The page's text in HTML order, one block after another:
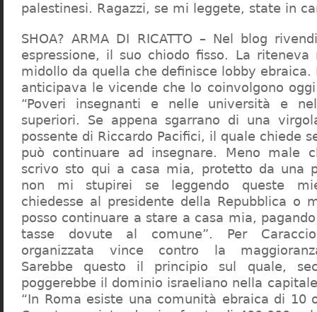
palestinesi. Ragazzi, se mi leggete, state in
SHOA? ARMA DI RICATTO – Nel blog
espressione, il suo chiodo fisso. La
midollo da quella che definisce lobby ebraica.
anticipava le vicende che lo coinvolgono
“Poveri insegnanti e nelle università e
superiori. Se appena sgarrano di una
possente di Riccardo Pacifici, il quale chiede
può continuare ad insegnare. Meno male
scrivo sto qui a casa mia, protetto da una
non mi stupirei se leggendo queste
chiedesse al presidente della Repubblica o
posso continuare a stare a casa mia,
tasse dovute al comune”. Per
organizzata vince contro la
Sarebbe questo il principio sul quale,
poggerebbe il dominio israeliano nella
“In Roma esiste una comunità ebraica di 10